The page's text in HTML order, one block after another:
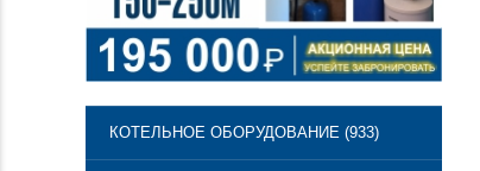
КОТЕЛЬНОЕ ОБОРУДОВАНИЕ (933)